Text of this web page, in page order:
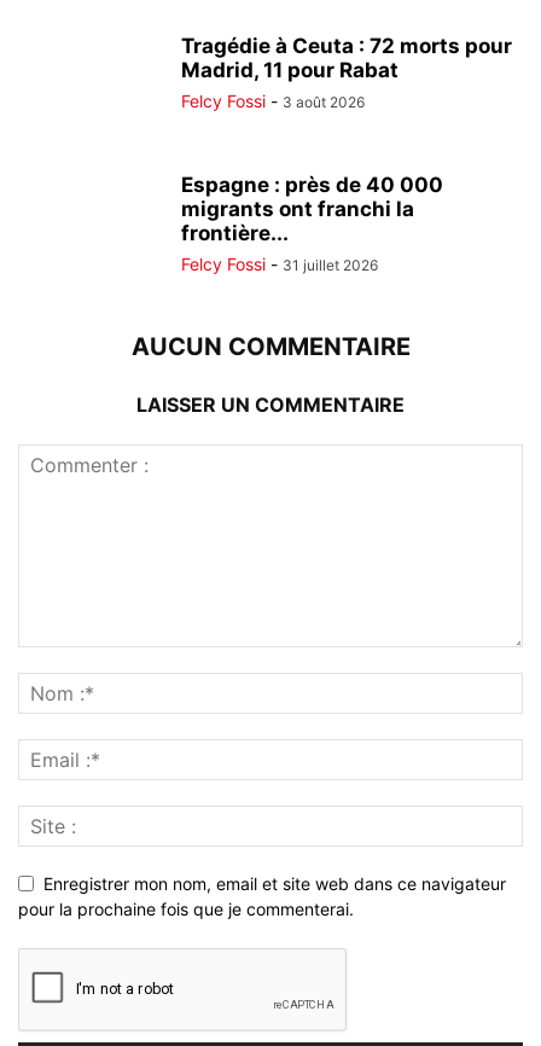
Tragédie à Ceuta : 72 morts pour
Madrid, 11 pour Rabat
Felcy Fossi - 3 août 2026
Espagne : près de 40 000
migrants ont franchi la
frontière...
Felcy Fossi - 31 juillet 2026
AUCUN COMMENTAIRE
LAISSER UN COMMENTAIRE
Enregistrer mon nom, email et site web dans ce navigateur
pour la prochaine fois que je commenterai.